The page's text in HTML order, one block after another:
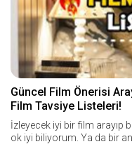
Güncel Film Önerisi
Film Tavsiye Listeleri!
İzleyecek iyi bir film arayıp
ok iyi biliyorum. Ya da bir